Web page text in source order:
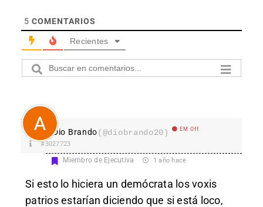
5 COMENTARIOS
Recientes
Dio Brando(@diobrando20) EM Off
#3027723
Miembro de Ejecutiva 1 año hace
Si esto lo hiciera un demócrata los voxis
patrios estarían diciendo que si está loco,